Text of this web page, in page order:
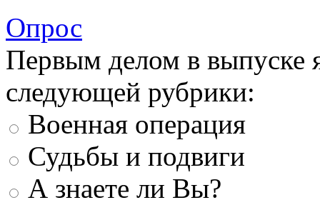
Опрос
Первым делом в выпуске
следующей рубрики:
Военная операция
Судьбы и подвиги
А знаете ли Вы?